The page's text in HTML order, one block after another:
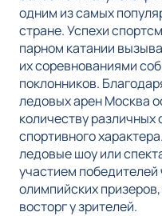
одним из самых
стране. Успехи
парном катании
их соревнованиями
поклонников.
ледовых арен Москва
количеству
спортивного
ледовые шоу или
участием
олимпийских
восторг у зрителей.